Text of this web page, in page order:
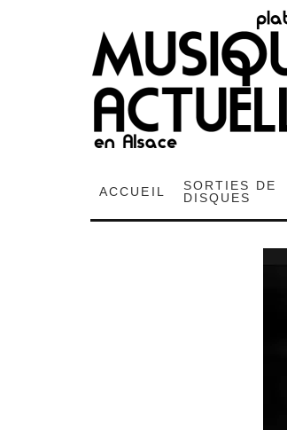
ACCUEIL
SORTIES DE
DISQUES